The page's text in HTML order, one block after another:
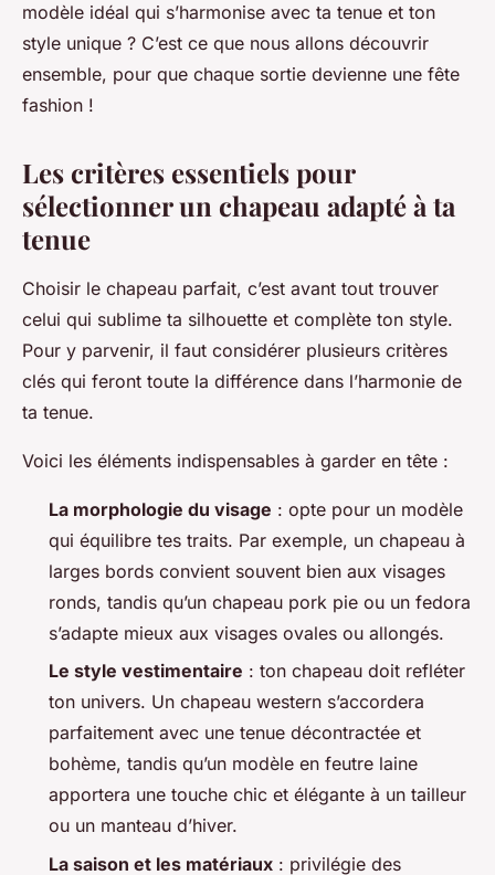
modèle idéal qui s’harmonise avec ta tenue et ton
style unique ? C’est ce que nous allons découvrir
ensemble, pour que chaque sortie devienne une fête
fashion !
Les critères essentiels pour
sélectionner un chapeau adapté à ta
tenue
Choisir le chapeau parfait, c’est avant tout trouver
celui qui sublime ta silhouette et complète ton style.
Pour y parvenir, il faut considérer plusieurs critères
clés qui feront toute la différence dans l’harmonie de
ta tenue.
Voici les éléments indispensables à garder en tête :
La morphologie du visage : opte pour un modèle
qui équilibre tes traits. Par exemple, un chapeau à
larges bords convient souvent bien aux visages
ronds, tandis qu’un chapeau pork pie ou un fedora
s’adapte mieux aux visages ovales ou allongés.
Le style vestimentaire : ton chapeau doit refléter
ton univers. Un chapeau western s’accordera
parfaitement avec une tenue décontractée et
bohème, tandis qu’un modèle en feutre laine
apportera une touche chic et élégante à un tailleur
ou un manteau d’hiver.
La saison et les matériaux : privilégie des